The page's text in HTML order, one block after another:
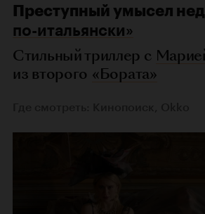
Преступный умысел
по-итальянски»
Стильный триллер с
из второго «Бората»